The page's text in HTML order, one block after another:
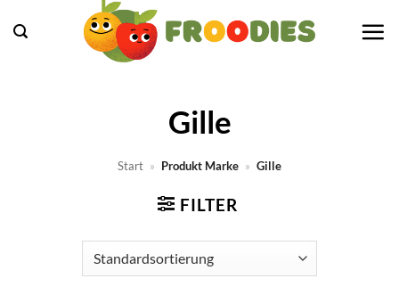
Inhalt
Gille
Start » Produkt Marke » Gille
FILTER